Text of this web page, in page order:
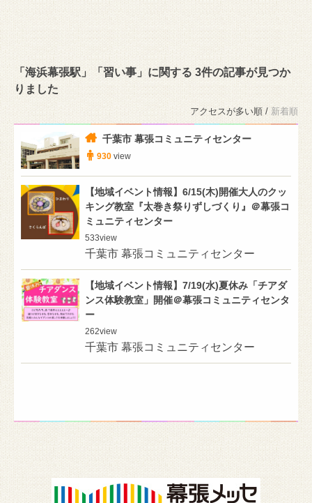
「海浜幕張駅」「習い事」に関する 3件の記事が見つか
りました
アクセスが多い順 / 新着順
千葉市 幕張コミュニティセンター
930 view
【地域イベント情報】6/15(木)開催大人のクッ
キング教室『太巻き祭りずしづくり』＠幕張コ
ミュニティセンター
533view
千葉市 幕張コミュニティセンター
【地域イベント情報】7/19(水)夏休み「チアダ
ンス体験教室」開催＠幕張コミュニティセンタ
ー
262view
千葉市 幕張コミュニティセンター